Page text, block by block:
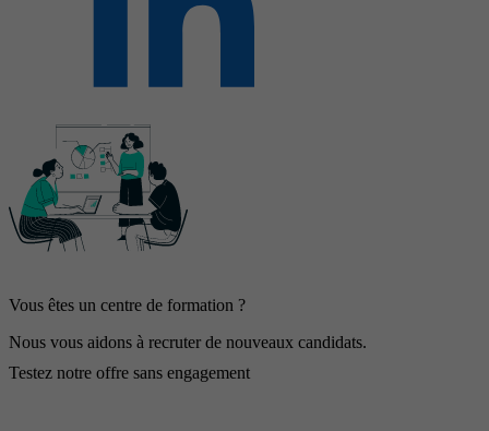
Vous êtes un centre de formation ?
Nous vous aidons à recruter de nouveaux candidats.
Testez notre offre sans engagement